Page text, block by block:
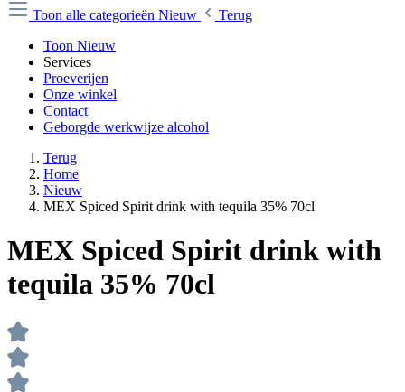
Toon alle categorieën Nieuw
Terug
Toon Nieuw
Services
Proeverijen
Onze winkel
Contact
Geborgde werkwijze alcohol
Terug
Home
Nieuw
MEX Spiced Spirit drink with tequila 35% 70cl
MEX Spiced Spirit drink with
tequila 35% 70cl